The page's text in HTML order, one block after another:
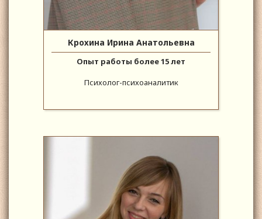
Крохина Ирина Анатольевна
Опыт работы более 15 лет
Психолог-психоаналитик